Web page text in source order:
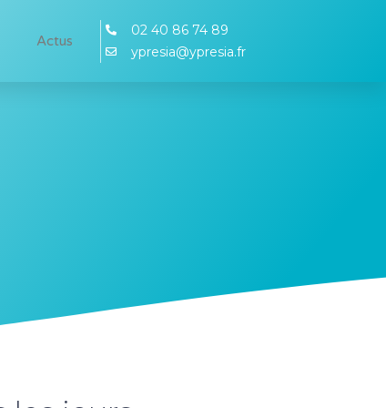
Actus
02 40 86 74 89
ypresia@ypresia.fr